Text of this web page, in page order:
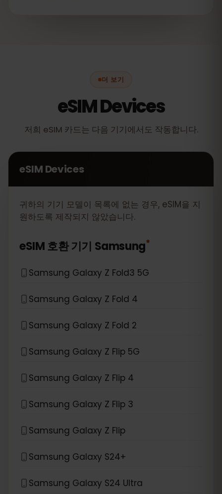
더 보기
eSIM Devices
저희 eSIM 카드는 다음 기기에서도 작동합니다.
eSIM Devices
귀하의 기기 모델이 목록에 없는 경우, eSIM을 지
원하도록 제작되지 않았습니다.
eSIM 호환 기기 Samsung*
Samsung Galaxy Z Fold3 5G
Samsung Galaxy Z Fold 4
Samsung Galaxy Z Fold 2
Samsung Galaxy Z Flip 5G
Samsung Galaxy Z Flip 4
Samsung Galaxy Z Flip 3
Samsung Galaxy Z Flip
Samsung Galaxy S24+
Samsung Galaxy S24 Ultra